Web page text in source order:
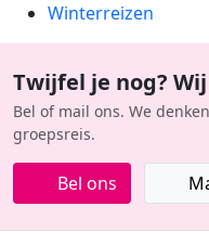
Winterreizen
Twijfel je nog?
Bel of mail ons. We
groepsreis.
Bel ons